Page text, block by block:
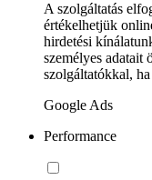
A szolgáltatás
értékelhetjük
hirdetési
személyes adatait
szolgáltatókkal,
Google Ads
Performance